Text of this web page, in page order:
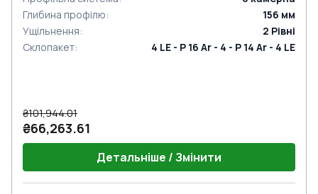
Глибина профілю: 156 мм
Ущільнення: 2 Рівні
Склопакет: 4 LE - P 16 Ar - 4 - P 14 Ar - 4 LE
₴101,944.01
₴66,263.61
Детальніше / Змінити